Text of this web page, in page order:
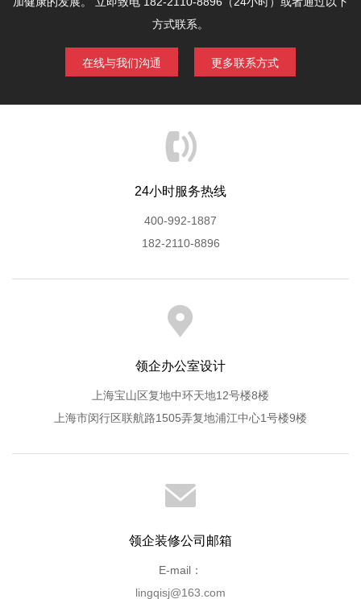
方式联系。
在线与我们沟通 更多联系方式
24小时服务热线
400-992-1887
182-2110-8896
领企办公室设计
上海宝山区复地中环天地12号楼8楼
上海市闵行区联航路1505弄复地浦江中心1号楼9楼
领企装修公司邮箱
E-mail：
lingqisj@163.com